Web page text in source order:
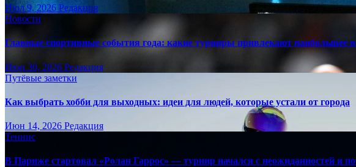
Июл 9, 2026 Редакция
Новости
Главные спортивные события года: какие турниры привлекают наибольшее
Июн 30, 2026 Редакция
Путёвые заметки
Как выбрать хобби для выходных: идеи для людей, которые устали от города
Июн 14, 2026 Редакция
Теннис
В Париже стартовал «Ролан Гаррос» — турнир начался с неожиданностей и